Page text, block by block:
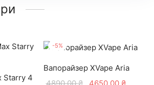
Starry 4
-5%
Вапорайзер XVape Aria
Оригінальна